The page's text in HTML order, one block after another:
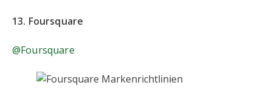
13. Foursquare
@Foursquare